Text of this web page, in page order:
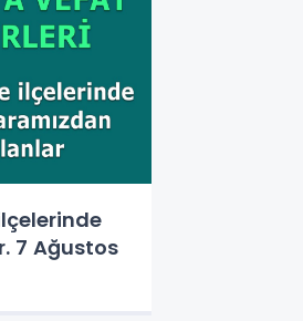
7 Ağustos